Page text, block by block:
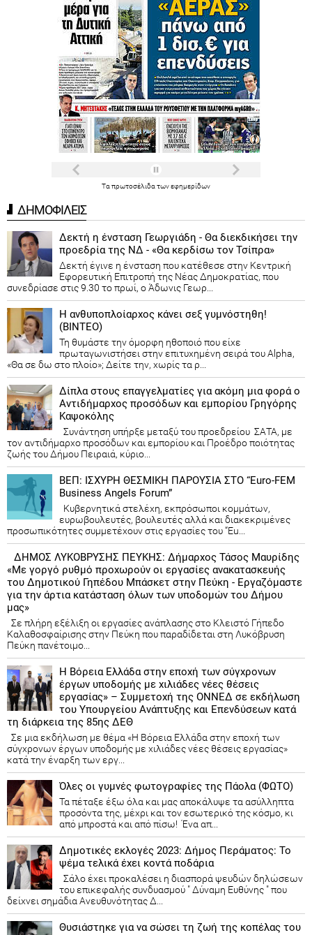
Τα πρωτοσέλιδα τωνεφημερίδων
ΔΗΜΟΦΙΛΕΙΣ
Δεκτή η ένσταση Γεωργιάδη - Θα διεκδικήσει την
προεδρία της ΝΔ - «Θα κερδίσω τον Τσίπρα»
Δεκτή έγινε η ένσταση που κατέθεσε στην Κεντρική
Εφορευτική Επιτροπή της Νέας Δημοκρατίας, που
συνεδρίασε στις 9.30 το πρωί, ο Άδωνις Γεωρ...
Η ανθυποπλοίαρχος κάνει σεξ γυμνόστηθη!
(ΒΙΝΤΕΟ)
Τη θυμάστε την όμορφη ηθοποιό που είχε
πρωταγωνιστήσει στην επιτυχημένη σειρά του Alpha,
«Θα σε δω στο πλοίο»; Δείτε την, χωρίς τα ρ...
Δίπλα στους επαγγελματίες για ακόμη μια φορά ο
Αντιδήμαρχος προσόδων και εμπορίου Γρηγόρης
Καψοκόλης
Συνάντηση υπήρξε μεταξύ του προεδρείου ΣΑΤΑ, με
τον αντιδήμαρχο προσόδων και εμπορίου και Προέδρο ποιότητας
ζωής του Δήμου Πειραιά, κύριο...
ΒΕΠ: ΙΣΧΥΡΗ ΘΕΣΜΙΚΗ ΠΑΡΟΥΣΙΑ ΣΤΟ “Euro-FEM
Business Angels Forum”
Κυβερνητικά στελέχη, εκπρόσωποι κομμάτων,
ευρωβουλευτές, βουλευτές αλλά και διακεκριμένες
προσωπικότητες συμμετέχουν στις εργασίες του “Eu...
ΔΗΜΟΣ ΛΥΚΟΒΡΥΣΗΣ ΠΕΥΚΗΣ: Δήμαρχος Τάσος Μαυρίδης
«Με γοργό ρυθμό προχωρούν οι εργασίες ανακατασκευής
του Δημοτικού Γηπέδου Μπάσκετ στην Πεύκη - Εργαζόμαστε
για την άρτια κατάσταση όλων των υποδομών του Δήμου
μας»
Σε πλήρη εξέλιξη οι εργασίες ανάπλασης στο Κλειστό Γήπεδο
Καλαθοσφαίρισης στην Πεύκη που παραδίδεται στη Λυκόβρυση
Πεύκη πανέτοιμο...
Η Βόρεια Ελλάδα στην εποχή των σύγχρονων
έργων υποδομής με χιλιάδες νέες θέσεις
εργασίας» – Συμμετοχή της ΟΝΝΕΔ σε εκδήλωση
του Υπουργείου Ανάπτυξης και Επενδύσεων κατά
τη διάρκεια της 85ης ΔΕΘ
Σε μια εκδήλωση με θέμα «Η Βόρεια Ελλάδα στην εποχή των
σύγχρονων έργων υποδομής με χιλιάδες νέες θέσεις εργασίας»
κατά την έναρξη των εργ...
Όλες οι γυμνές φωτογραφίες της Πάολα (ΦΩΤΟ)
Τα πέταξε έξω όλα και μας αποκάλυψε τα ασύλληπτα
προσόντα της, μέχρι και τον εσωτερικό της κόσμο, κι
από μπροστά και από πίσω! Ένα απ...
Δημοτικές εκλογές 2023: Δήμος Περάματος: Το
ψέμα τελικά έχει κοντά ποδάρια
Σάλο έχει προκαλέσει η διασπορά ψευδών δηλώσεων
του επικεφαλής συνδυασμού " Δύναμη Ευθύνης " που
δείχνει σημάδια Ανευθυνότητας Δ...
Θυσιάστηκε για να σώσει τη ζωή της κοπέλας του